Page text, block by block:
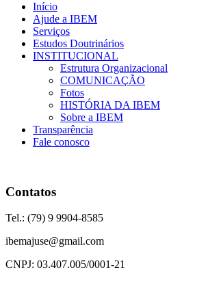
Início
Ajude a IBEM
Serviços
Estudos Doutrinários
INSTITUCIONAL
Estrutura Organizacional
COMUNICAÇÃO
Fotos
HISTÓRIA DA IBEM
Sobre a IBEM
Transparência
Fale conosco
Contatos
Tel.: (79) 9 9904-8585
ibemajuse@gmail.com
CNPJ: 03.407.005/0001-21